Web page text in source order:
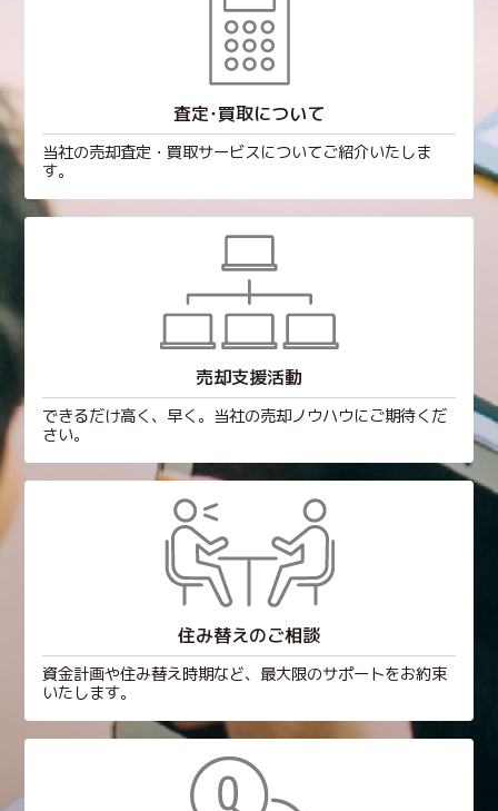
査定･買取について
当社の売却査定・買取サービスについてご紹介いたしま
す。
売却支援活動
できるだけ高く、早く。当社の売却ノウハウにご期待くだ
さい。
住み替えのご相談
資金計画や住み替え時期など、最大限のサポートをお約束
いたします。